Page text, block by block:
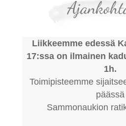
Liikkeemme edessä
17:ssa on ilmainen
1h.
Toimipisteemme
päässä
Sammonaukion